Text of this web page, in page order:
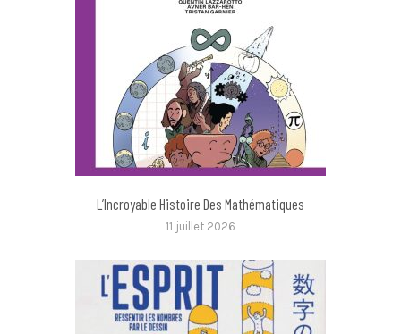
L’Incroyable Histoire Des Mathématiques
11 juillet 2026